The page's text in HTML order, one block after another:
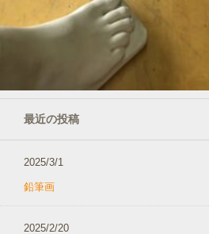
最近の投稿
2025/3/1
鉛筆画
2025/2/20